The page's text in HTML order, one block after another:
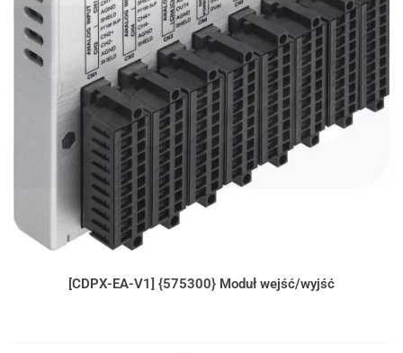
[CDPX-EA-V1] {575300} Moduł wejść/wyjść